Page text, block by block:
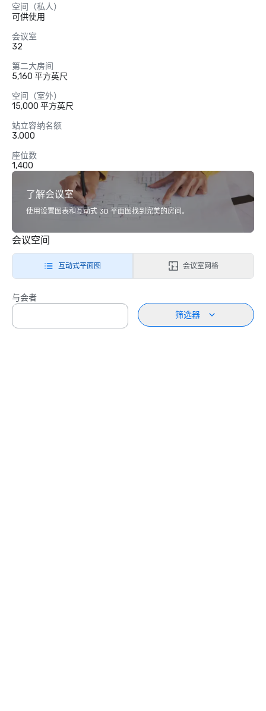
空间（私人）
可供使用
会议室
32
第二大房间
5,160 平方英尺
空间（室外）
15,000 平方英尺
站立容纳名额
3,000
座位数
1,400
了解会议室
使用设置图表和互动式 3D 平面图找到完美的房间。
会议空间
互动式平面图 会议室网格
与会者
筛选器